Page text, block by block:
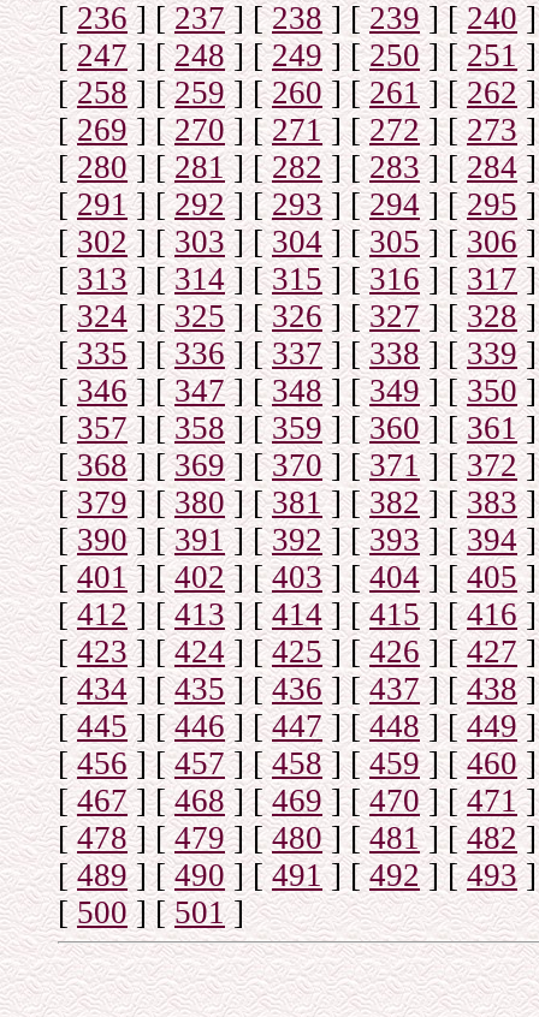
[236] [237] [238] [239] [ 240]
[247] [248] [249] [250] [251]
[258] [259] [260] [261] [262]
[269] [270] [271] [272] [273]
[280] [281] [282] [283] [284]
[291] [292] [293] [294] [ 295]
[302] [303] [304] [305] [306]
[313] [314] [315] [316] [317]
[324] [325] [326] [327] [328]
[335] [336] [337] [338] [339]
[346] [347] [348] [349] [350]
[357] [358] [ 359] [360] [361]
[368] [369] [370] [371] [372]
[379] [380] [381] [382] [383]
[390] [391] [392] [393] [394]
[401] [402] [403] [404] [405]
[412] [413] [414] [415] [416]
[423] [424] [425] [426] [427]
[434] [435] [436] [437] [438]
[445] [446] [447] [448] [449]
[456] [457] [458] [459] [460]
[467] [468] [469] [470] [471]
[478] [479] [480] [481] [482]
[489] [490] [491] [492] [493]
[500] [501]